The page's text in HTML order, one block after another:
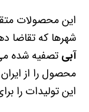
این محصولات
شهرها که تقاضا
آبی تصفیه شده
محصول را از
این تولیدات را